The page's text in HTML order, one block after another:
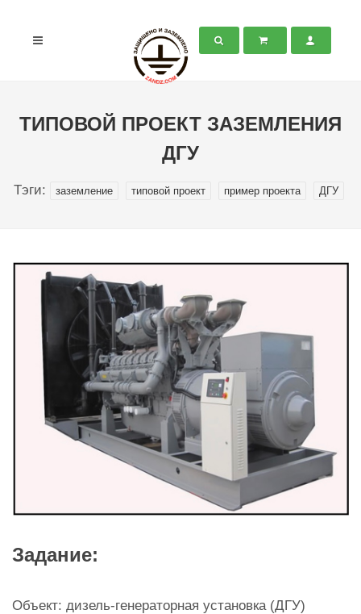
ТИПОВОЙ ПРОЕКТ ЗАЗЕМЛЕНИЯ
ДГУ
Тэги: заземление типовой проект пример проекта ДГУ
Задание:
Объект: дизель-генераторная установка (ДГУ)